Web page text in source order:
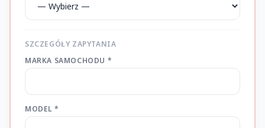
SZCZEGÓŁY ZAPYTANIA
MARKA SAMOCHODU *
MODEL *